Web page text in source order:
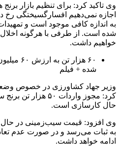
وی تاکید کرد: برای تنظیم بازار
اجازه نمی‌دهیم افسارگسیختگی رخ
به اندازه کافی موجود است و
شده است. از طرفی با هرگونه
خواهیم داشت.
۶۰ هزار
شده + فیلم
وزیر جهاد کشاورزی در خصوص
کرد: مجوز واردات
حال کارسازی است.
وی افزود: قیمت سیب‌زمینی در
به ثبات می‌رسد و در صورت عدم
ادامه خواهد داشت.